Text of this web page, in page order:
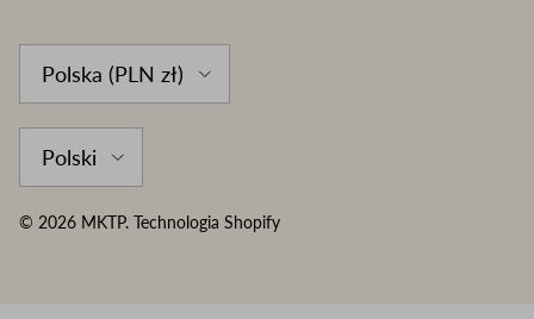
Polska (PLN zł)
Polski
© 2026 MKTP. Technologia Shopify